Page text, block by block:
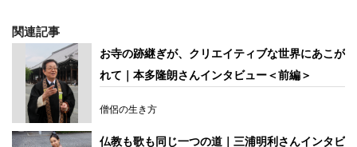
関連記事
お寺の跡継ぎが、クリエイティブな世界にあこが
れて｜本多隆朗さんインタビュー＜前編＞
僧侶の生き方
仏教も歌も同じ一つの道｜三浦明利さんインタビ